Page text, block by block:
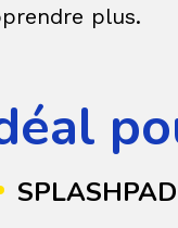
plus.
SPLASHPAD